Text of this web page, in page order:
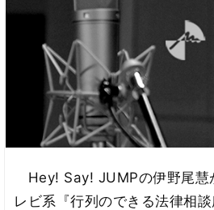
Hey! Say! JUMPの伊野尾慧
レビ系『行列のできる法律相